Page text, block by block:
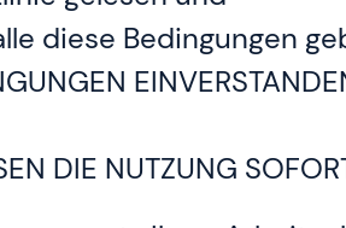
diese Bedingungen
DIE NUTZUNG